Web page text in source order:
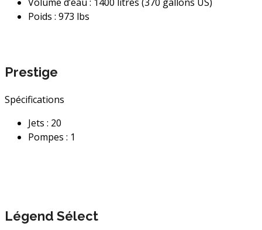
Poids : 973 lbs
Prestige
Spécifications
Jets : 20
Pompes : 1
Légend Sélect